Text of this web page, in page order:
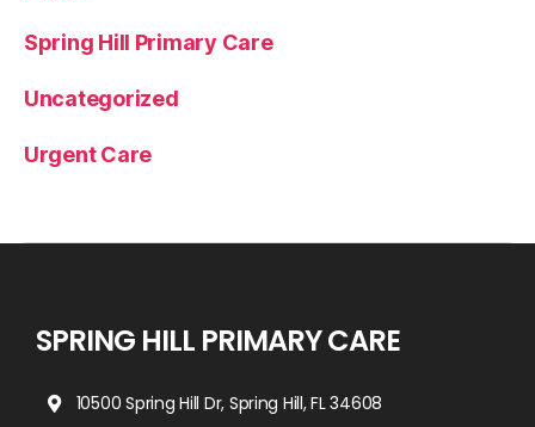
Spring Hill Primary Care
Uncategorized
Urgent Care
SPRING HILL PRIMARY CARE
10500 Spring Hill Dr, Spring Hill, FL 34608